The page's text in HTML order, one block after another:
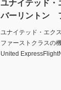
ユナイテッド
バーリントン
ユナイテッド・エク
ファーストクラスの
United